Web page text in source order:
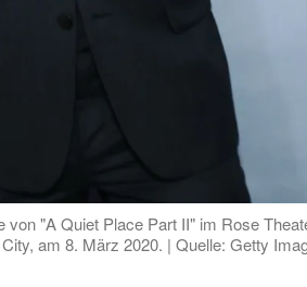
"A Quiet Place Part II" im Rose
am 8. März 2020. | Quelle: Getty